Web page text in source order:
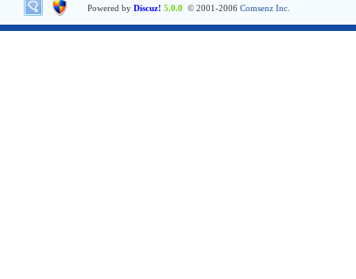
Powered by Discuz! 5.0.0 © 2001-2006 Comsenz Inc.